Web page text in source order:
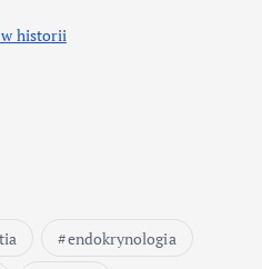
w historii
endokrynologia